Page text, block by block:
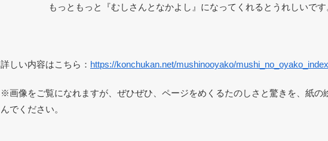
もっともっと『むしさんとなかよし』になってくれるとうれしいです
詳しい内容はこちら： https://konchukan.net/mushinooyako/
※画像をご覧になれますが、ぜひぜひ、ページをめくるたのしさと驚きを、紙の
んでください。